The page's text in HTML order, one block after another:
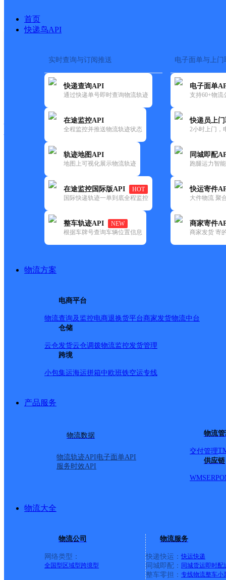
首页
快递鸟API
实时查询与订阅推送
快递查询API
通过快递单号即时查询物流轨迹
在途监控API
全程监控并推送物流轨迹状态
轨迹地图API
地图上可视化展示物流轨迹
在途监控国际版API
HOT
国际快递轨迹一单到底全程监控
整车轨迹API
NEW
根据车牌号查询车辆位置信息
电子面单与上门
电子面单
支持60+物流
快递员上
2小时上门，
同城即配
跑腿运力智
快运寄件
大件物流 聚
商家寄件
商家发货 寄
物流方案
电商平台
物流查询及监控电商退换货平台商家发货物流中台
仓储
云仓发货云仓调拨物流监控发货管理
跨境
小包集运海运拼箱中欧班铁空运专线
产品服务
物流数据
物流轨迹API电子面单API
服务时效API
物流
交付管理
供应链
WMSERP
物流大全
物流公司
网络类型：
全国型 区域型跨境型
物流服务
快递快运： 快运快递
同城即配： 同城货运即时配
整车零担： 专线物流整车小
快运大全 快递时效
邮政
中国邮政集团有限公司云南省
更新时间：2021-12-03 00:00:00
所属快递：邮政国内
所属区域：云南省-保山市-施甸县
网点地址：云南省保山市施甸县木老元街子
网点负责人：